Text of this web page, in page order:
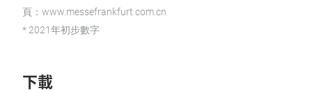
頁：www.messefrankfurt.com.cn
* 2021年初步數字
下載